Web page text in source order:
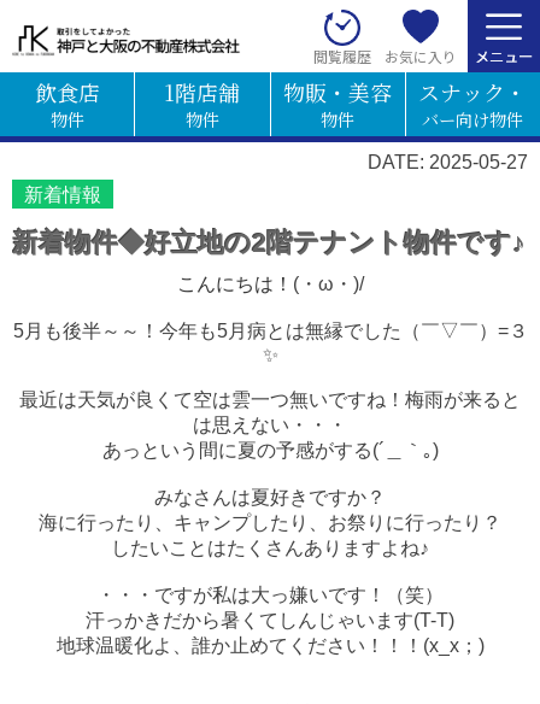
閲覧履歴 お気に入り
飲食店
物件
1階店舗
物件
物販・美容
物件
スナック・
バー向け物件
DATE: 2025-05-27
新着情報
新着物件◆好立地の2階テナント物件です♪
こんにちは！ (・ω・)/
5月も後半～～！ 今年も5月病とは無縁でした（￣▽￣）=３
✨
最近は天気が良くて空は雲一つ無いですね！梅雨が来ると
は思えない・・・
あっという間に夏の予感がする(´＿｀｡)
みなさんは夏好きですか？
海に行ったり、キャンプしたり、お祭りに行ったり？
したいことはたくさんありますよね♪
・・・ですが私は大っ嫌いです！（笑）
汗っかきだから暑くてしんじゃいます(T-T)
地球温暖化よ、誰か止めてください！！！(x_x；)